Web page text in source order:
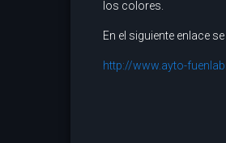
los colores.
En el siguiente enlace
http://www.ayto-